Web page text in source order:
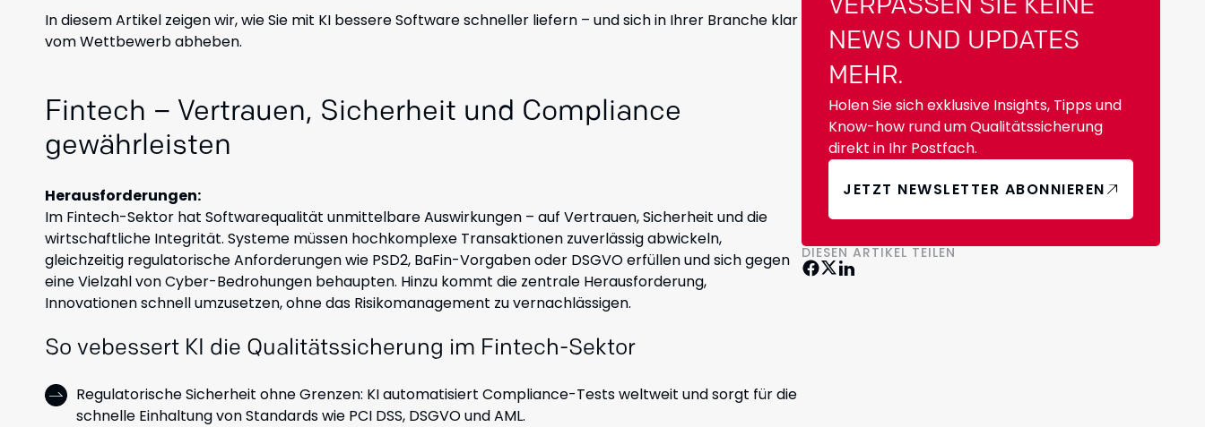
In diesem Artikel zeigen wir, wie Sie mit KI bessere Software schneller liefern – und sich in Ihrer Branche klar
vom Wettbewerb abheben.
Fintech – Vertrauen, Sicherheit und Compliance
gewährleisten
Herausforderungen:
Im Fintech-Sektor hat Softwarequalität unmittelbare Auswirkungen – auf Vertrauen, Sicherheit und die
wirtschaftliche Integrität. Systeme müssen hochkomplexe Transaktionen zuverlässig abwickeln,
gleichzeitig regulatorische Anforderungen wie PSD2, BaFin-Vorgaben oder DSGVO erfüllen und sich gegen
eine Vielzahl von Cyber-Bedrohungen behaupten. Hinzu kommt die zentrale Herausforderung,
Innovationen schnell umzusetzen, ohne das Risikomanagement zu vernachlässigen.
So vebessert KI die Qualitätssicherung im Fintech-Sektor
Regulatorische Sicherheit ohne Grenzen: KI automatisiert Compliance-Tests weltweit und sorgt für die
schnelle Einhaltung von Standards wie PCI DSS, DSGVO und AML.
VERPASSEN SIE KEINE
NEWS UND UPDATES
MEHR.
Holen Sie sich exklusive Insights, Tipps und
Know-how rund um Qualitätssicherung
direkt in Ihr Postfach.
JETZT NEWSLETTER ABONNIEREN
DIESEN ARTIKEL TEILEN